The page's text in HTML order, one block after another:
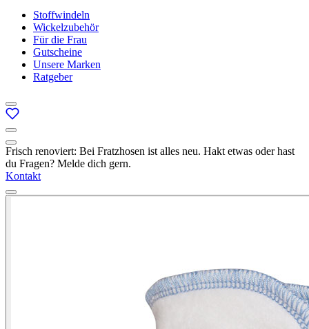
Stoffwindeln
Wickelzubehör
Für die Frau
Gutscheine
Unsere Marken
Ratgeber
Frisch renoviert: Bei Fratzhosen ist alles neu. Hakt etwas oder hast
du Fragen? Melde dich gern.
Kontakt